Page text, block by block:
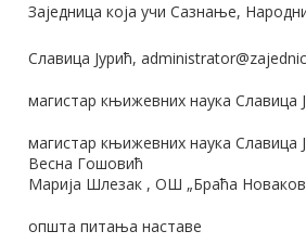
Заједница која учи Сазнање,
Славица Јурић,
магистар књижевних наука Славица
магистар књижевних наука Славица
Весна Гошовић
Марија Шлезак , ОШ „Браћа
општа питања наставе